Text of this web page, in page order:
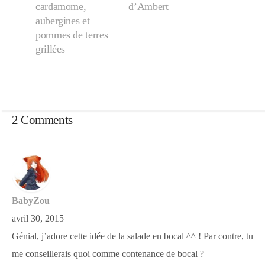
cardamome,
aubergines et
pommes de terres
grillées
d’Ambert
2 Comments
BabyZou
avril 30, 2015
Génial, j’adore cette idée de la salade en bocal ^^ ! Par contre, tu
me conseillerais quoi comme contenance de bocal ?